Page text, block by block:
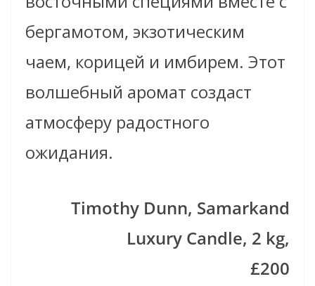
бергамотом, экзотическим
чаем, корицей и имбирем. Этот
волшебный аромат создаст
атмосферу радостного
ожидания.
Timothy Dunn, Samarkand
Luxury Candle, 2 kg,
£200